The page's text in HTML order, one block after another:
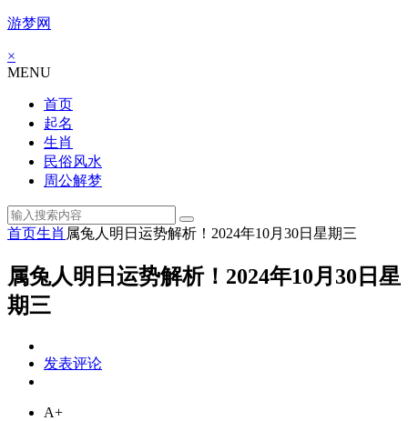
游梦网
×
MENU
首页
起名
生肖
民俗风水
周公解梦
首页生肖 属兔人明日运势解析！2024年10月30日星期三
属兔人明日运势解析！2024年10月30日星
期三
发表评论
A+